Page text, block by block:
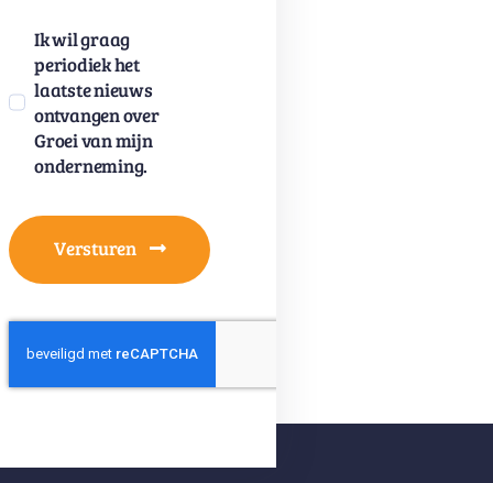
Ik wil graag
periodiek het
laatste nieuws
ontvangen over
Groei van mijn
onderneming.
Versturen